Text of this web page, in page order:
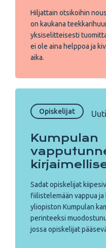
Hiljattain otsikoihin
on kaukana
yksiselitteisesti
ei ole aina helppoa ja
aika.
Opiskelijat
Kumpulan
Sadat opiskelijat
fiilistelemään vappua
yliopiston Kumpulan
perinteeksi
jossa opiskelijat